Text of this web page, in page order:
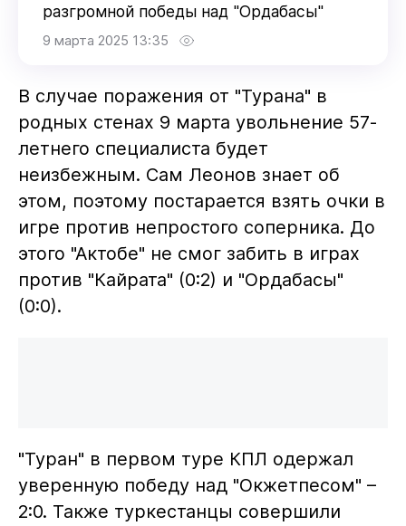
разгромной победы над "Ордабасы"
9 марта 2025 13:35
В случае поражения от "Турана" в
родных стенах 9 марта увольнение 57-
летнего специалиста будет
неизбежным. Сам Леонов знает об
этом, поэтому постарается взять очки в
игре против непростого соперника. До
этого "Актобе" не смог забить в играх
против "Кайрата" (0:2) и "Ордабасы"
(0:0).
"Туран" в первом туре КПЛ одержал
уверенную победу над "Окжетпесом" –
2:0. Также туркестанцы совершили